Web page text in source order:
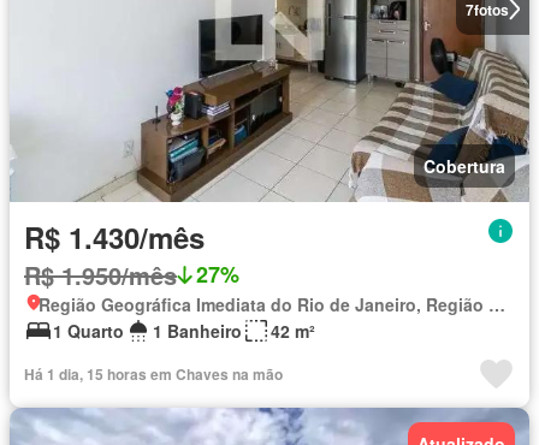
7fotos
Cobertura
R$ 1.430/mês
R$ 1.950/mês 27%
Região Geográfica Imediata do Rio de Janeiro, Região Metropolitana do Rio de Janeiro
1 Quarto
1 Banheiro 42 m²
Há 1 dia, 15 horas em Chaves na mão